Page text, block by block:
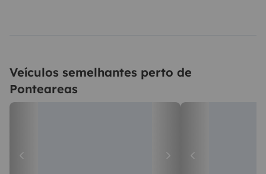
Veículos semelhantes perto de
Ponteareas